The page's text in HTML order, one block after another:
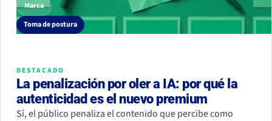
Marca
Toma de postura
DESTACADO
La penalización por oler a IA: por qué la
autenticidad es el nuevo premium
Sí, el público penaliza el contenido que percibe como